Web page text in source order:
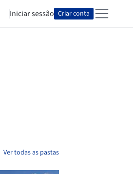
Iniciar sessão Criar conta
Ver todas as pastas